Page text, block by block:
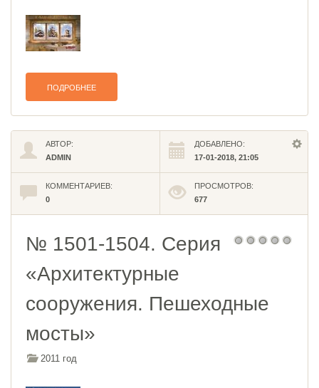
ПОДРОБНЕЕ
АВТОР:
ADMIN
ДОБАВЛЕНО:
17-01-2018, 21:05
КОММЕНТАРИЕВ:
0
ПРОСМОТРОВ:
677
№ 1501-1504. Серия
«Архитектурные
сооружения. Пешеходные
мосты»
2011 год